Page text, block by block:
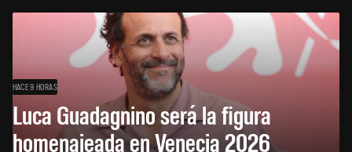
HACE 9 HORAS
Luca Guadagnino será la figura
homenajeada en Venecia 2026